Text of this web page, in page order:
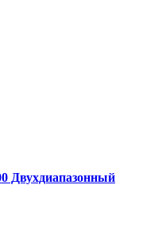
Двухдиапазонный